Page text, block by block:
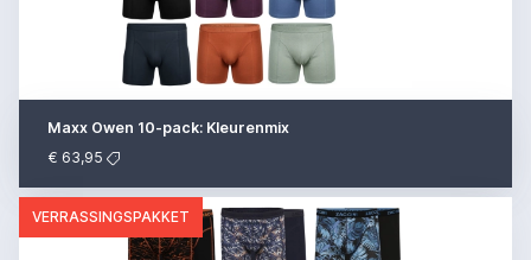
Maxx Owen 10-pack: Kleurenmix
€ 63,95
VERRASSINGSPAKKET